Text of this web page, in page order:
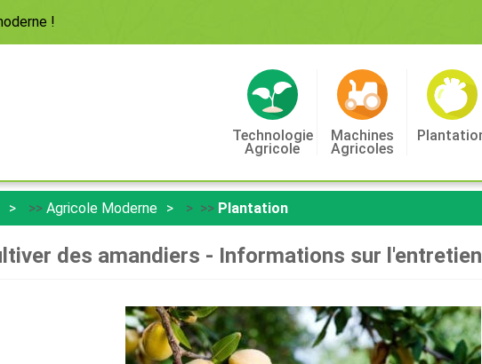
!
Technologie
Agricole
Machines
Agricoles
>> Agricole Moderne > >> Plantation
des amandiers - Informations sur